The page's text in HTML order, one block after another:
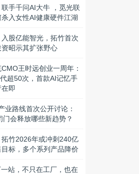
手千问AI大牛 ，觅光联
入女性AI健康硬件江湖
股亿能智光，拓竹首次
资昭示其扩张野心
王时远创业一周年：
超50次，首款AI记忆手
即
业路线首次公开讨论：
门会释放哪些新趋势？
拓竹2026年或冲刺240亿
目标，多个系列产品降价
站，不只在工厂，也在